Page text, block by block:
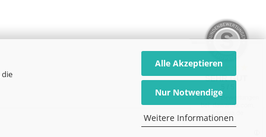
die
Alle Akzeptieren
Nur Notwendige
Weitere Informationen
SEHR GUT
aus 339 Bewertungen
bei: dawanda.com,